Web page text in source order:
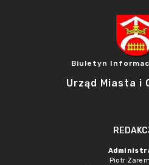
Biuletyn
Urząd Miasta i
Piotr